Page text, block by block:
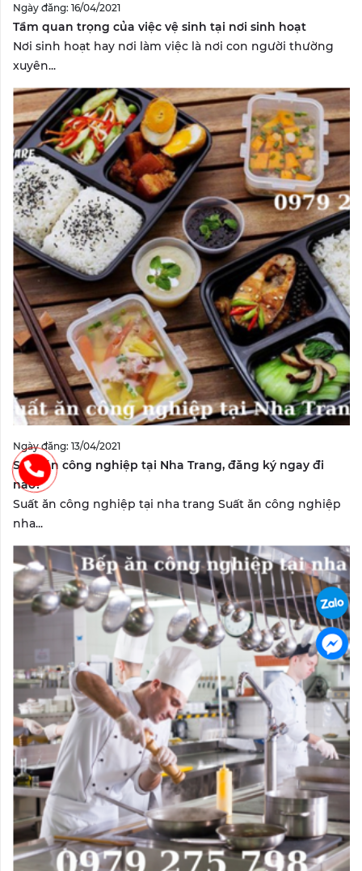
Ngày đăng: 16/04/2021
Tầm quan trọng của việc vệ sinh tại nơi sinh hoạt
Nơi sinh hoạt hay nơi làm việc là nơi con người thường
xuyên...
Ngày đăng: 13/04/2021
Suất ăn công nghiệp tại Nha Trang, đăng ký ngay đi
nào?
Suất ăn công nghiệp tại nha trang Suất ăn công nghiệp
nha...